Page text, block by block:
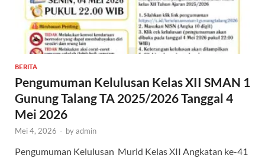
BERITA
Pengumuman Kelulusan Kelas XII SMAN 1
Gunung Talang TA 2025/2026 Tanggal 4
Mei 2026
Mei 4, 2026 - byadmin
Pengumuman Kelulusan Murid Kelas XII Angkatan ke-41